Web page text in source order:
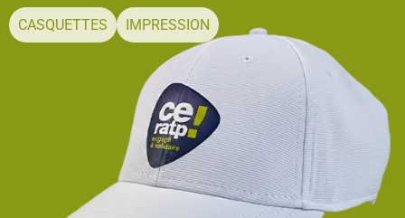
CASQUETTES IMPRESSION